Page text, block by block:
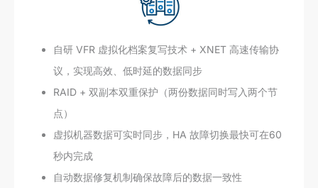
自研 VFR 虚拟化档案复写技术 + XNET 高速传输协
议，实现高效、低时延的数据同步
RAID + 双副本双重保护（两份数据同时写入两个节
点）
虚拟机器数据可实时同步，HA 故障切换最快可在60
秒内完成
自动数据修复机制确保故障后的数据一致性